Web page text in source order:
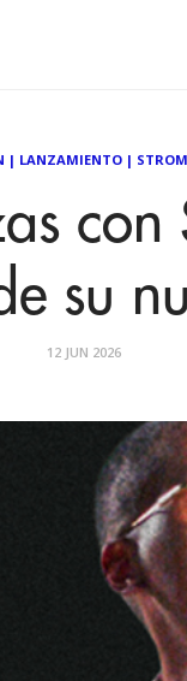
| LANZAMIENTO|
su
12 JUN 2026